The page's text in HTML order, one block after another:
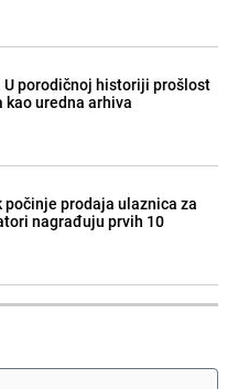
U porodičnoj historiji prošlost
kao uredna arhiva
počinje prodaja ulaznica za
nagrađuju prvih 10